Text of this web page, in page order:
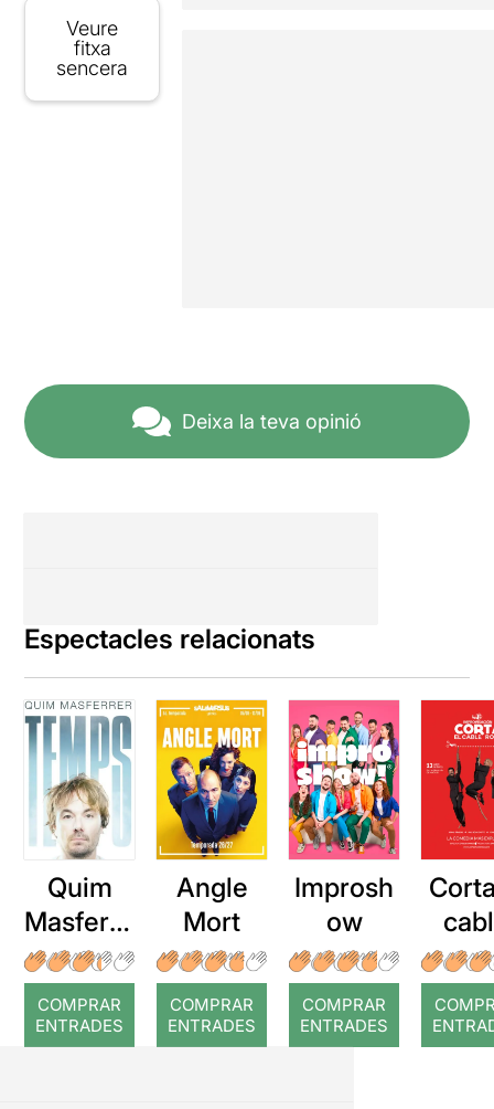
Veure
fitxa
sencera
Deixa la teva opinió
Espectacles relacionats
Quim
Masferre
r: Temps
COMPRAR
ENTRADES
Angle
Mort
COMPRAR
ENTRADES
Improsh
ow
COMPRAR
ENTRADES